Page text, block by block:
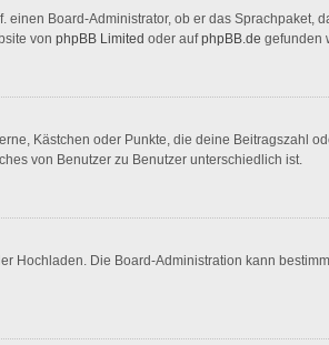
Board-Administrator, ob er das Sprachpaket,
von phpBB Limited oder aufphpBB.de gefunden
Kästchen oder Punkte, die deine Beitragszahl
von Benutzer zu Benutzer unterschiedlich ist.
Hochladen. Die Board-Administration kann